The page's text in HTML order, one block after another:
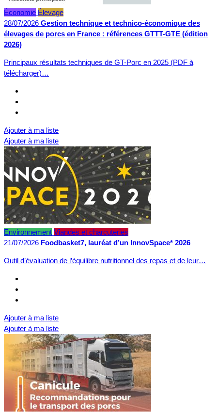
Économie Élevage
28/07/2026 Gestion technique et technico-économique des
élevages de porcs en France : références GTTT-GTE (édition
2026)
Principaux résultats techniques de GT-Porc en 2025 (PDF à
télécharger)…
Ajouter à ma liste
Ajouter à ma liste
Environnement Viandes et charcuteries
21/07/2026 Foodbasket7, lauréat d’un InnovSpace* 2026
Outil d’évaluation de l’équilibre nutritionnel des repas et de leur…
Ajouter à ma liste
Ajouter à ma liste